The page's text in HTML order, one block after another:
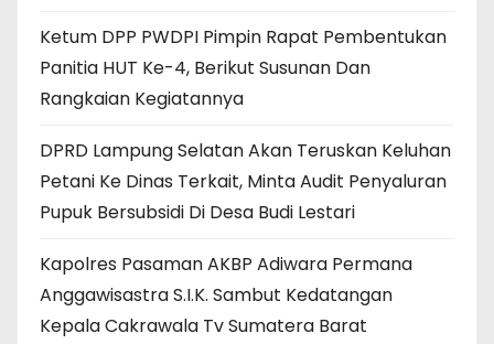
Ketum DPP PWDPI Pimpin Rapat Pembentukan
Panitia HUT Ke-4, Berikut Susunan Dan
Rangkaian Kegiatannya
DPRD Lampung Selatan Akan Teruskan Keluhan
Petani Ke Dinas Terkait, Minta Audit Penyaluran
Pupuk Bersubsidi Di Desa Budi Lestari
Kapolres Pasaman AKBP Adiwara Permana
Anggawisastra S.I.K. Sambut Kedatangan
Kepala Cakrawala Tv Sumatera Barat